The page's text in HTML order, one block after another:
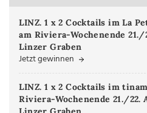
LINZ. 1 x 2 Cocktails im La
am Riviera-Wochenende 21./
Linzer Graben
Jetzt gewinnen
LINZ. 1 x 2 Cocktails im
Riviera-Wochenende 21./22.